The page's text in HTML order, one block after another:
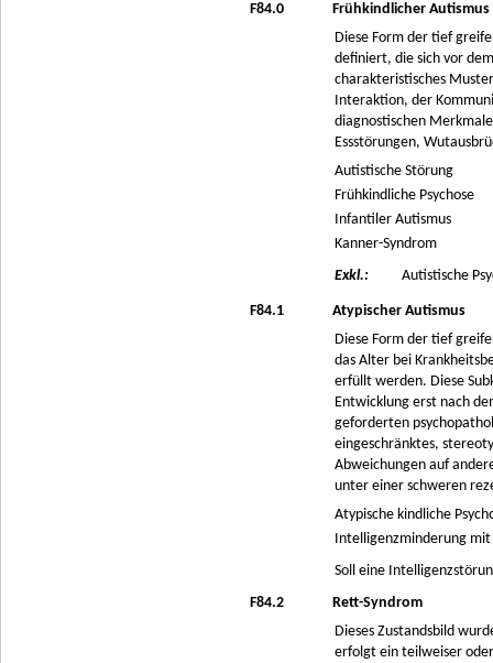
F84.0
Frühkindlicher Autismus
Diese Form der tief
definiert, die sich vor
charakteristisches
Interaktion, der
diagnostischen
Essstörungen,
Autistische Störung
Frühkindliche Psychose
Infantiler Autismus
Kanner-Syndrom
Exkl.:
Autistische
F84.1
Atypischer Autismus
Diese Form der tief
das Alter bei
erfüllt werden. Diese
Entwicklung erst nach
geforderten
eingeschränktes,
Abweichungen auf
unter einer schweren
Atypische kindliche
Intelligenzminderung
Soll eine
F84.2
Rett-Syndrom
Dieses Zustandsbild
erfolgt ein teilweiser